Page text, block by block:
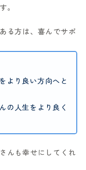
。
る方は、喜んでサポ
より良い方向へと
の人生をより良く
んも幸せにしてくれ